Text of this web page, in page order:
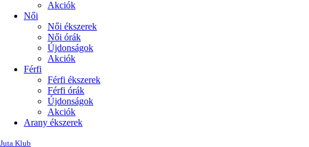
Akciók
Női
Női ékszerek
Női órák
Újdonságok
Akciók
Férfi
Férfi ékszerek
Férfi órák
Újdonságok
Akciók
Arany ékszerek
Juta Klub